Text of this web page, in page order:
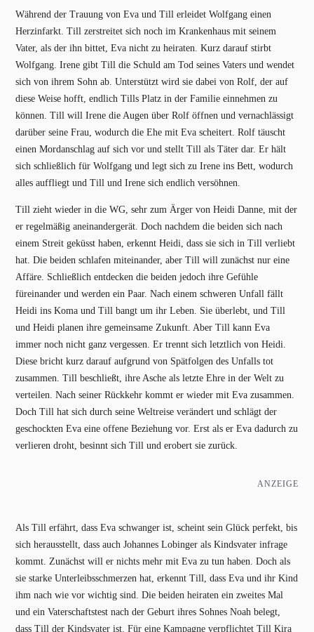
Während der Trauung von Eva und Till erleidet Wolfgang einen
Herzinfarkt. Till zerstreitet sich noch im Krankenhaus mit seinem
Vater, als der ihn bittet, Eva nicht zu heiraten. Kurz darauf stirbt
Wolfgang. Irene gibt Till die Schuld am Tod seines Vaters und wendet
sich von ihrem Sohn ab. Unterstützt wird sie dabei von Rolf, der auf
diese Weise hofft, endlich Tills Platz in der Familie einnehmen zu
können. Till will Irene die Augen über Rolf öffnen und vernachlässigt
darüber seine Frau, wodurch die Ehe mit Eva scheitert. Rolf täuscht
einen Mordanschlag auf sich vor und stellt Till als Täter dar. Er hält
sich schließlich für Wolfgang und legt sich zu Irene ins Bett, wodurch
alles auffliegt und Till und Irene sich endlich versöhnen.
Till zieht wieder in die WG, sehr zum Ärger von Heidi Danne, mit der
er regelmäßig aneinandergerät. Doch nachdem die beiden sich nach
einem Streit geküsst haben, erkennt Heidi, dass sie sich in Till verliebt
hat. Die beiden schlafen miteinander, aber Till will zunächst nur eine
Affäre. Schließlich entdecken die beiden jedoch ihre Gefühle
füreinander und werden ein Paar. Nach einem schweren Unfall fällt
Heidi ins Koma und Till bangt um ihr Leben. Sie überlebt, und Till
und Heidi planen ihre gemeinsame Zukunft. Aber Till kann Eva
immer noch nicht ganz vergessen. Er trennt sich letztlich von Heidi.
Diese bricht kurz darauf aufgrund von Spätfolgen des Unfalls tot
zusammen. Till beschließt, ihre Asche als letzte Ehre in der Welt zu
verteilen. Nach seiner Rückkehr kommt er wieder mit Eva zusammen.
Doch Till hat sich durch seine Weltreise verändert und schlägt der
geschockten Eva eine offene Beziehung vor. Erst als er Eva dadurch zu
verlieren droht, besinnt sich Till und erobert sie zurück.
ANZEIGE
Als Till erfährt, dass Eva schwanger ist, scheint sein Glück perfekt, bis
sich herausstellt, dass auch Johannes Lobinger als Kindsvater infrage
kommt. Zunächst will er nichts mehr mit Eva zu tun haben. Doch als
sie starke Unterleibsschmerzen hat, erkennt Till, dass Eva und ihr Kind
ihm nach wie vor wichtig sind. Die beiden heiraten ein zweites Mal
und ein Vaterschaftstest nach der Geburt ihres Sohnes Noah belegt,
dass Till der Kindsvater ist. Für eine Kampagne verpflichtet Till Kira